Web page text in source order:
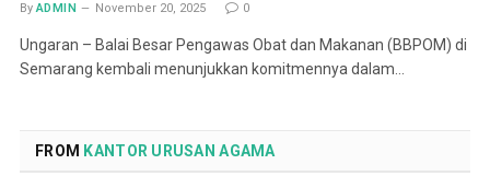
By ADMIN November 20, 2025 0
Ungaran – Balai Besar Pengawas Obat dan Makanan (BBPOM) di
Semarang kembali menunjukkan komitmennya dalam…
FROM KANTOR URUSAN AGAMA